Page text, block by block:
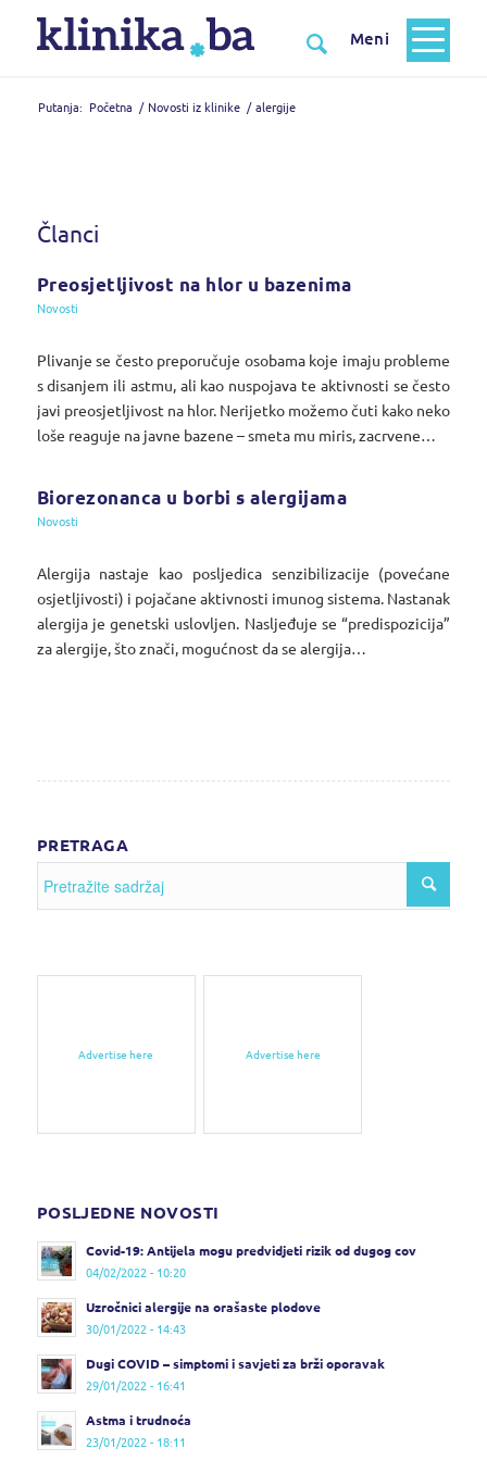
Putanja: Početna / Novosti iz klinike / alergije
Članci
Preosjetljivost na hlor u bazenima
Novosti
Plivanje se često preporučuje osobama koje imaju probleme
s disanjem ili astmu, ali kao nuspojava te aktivnosti se često
javi preosjetljivost na hlor. Nerijetko možemo čuti kako neko
loše reaguje na javne bazene – smeta mu miris, zacrvene…
Biorezonanca u borbi s alergijama
Novosti
Alergija nastaje kao posljedica senzibilizacije (povećane
osjetljivosti) i pojačane aktivnosti imunog sistema. Nastanak
alergija je genetski uslovljen. Nasljeđuje se “predispozicija”
za alergije, što znači, mogućnost da se alergija…
PRETRAGA
Advertise here Advertise here
POSLJEDNE NOVOSTI
Covid-19: Antijela mogu predvidjeti rizik od dugog cov
04/02/2022 - 10:20
Uzročnici alergije na orašaste plodove
30/01/2022 - 14:43
Dugi COVID – simptomi i savjeti za brži oporavak
29/01/2022 - 16:41
Astma i trudnoća
23/01/2022 - 18:11